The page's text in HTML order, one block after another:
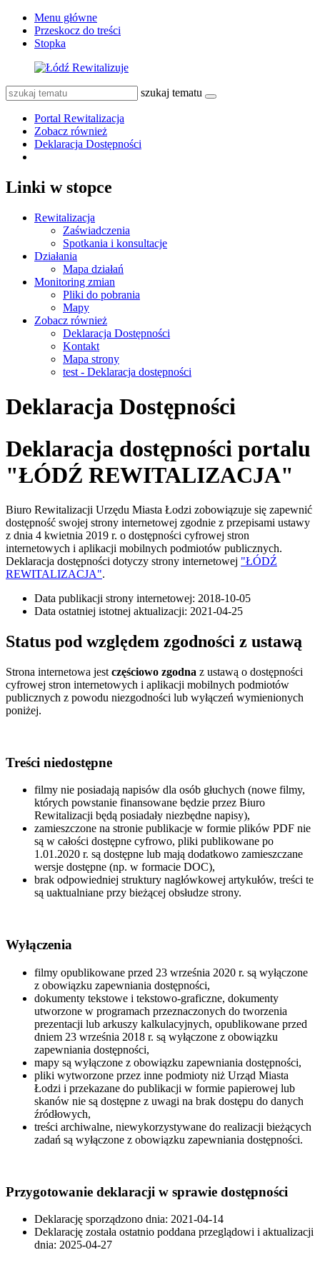
Menu główne
Przeskocz do treści
Stopka
szukaj tematu
Portal Rewitalizacja
Zobacz również
Deklaracja Dostępności
Linki w stopce
Rewitalizacja
Zaświadczenia
Spotkania i konsultacje
Działania
Mapa działań
Monitoring zmian
Pliki do pobrania
Mapy
Zobacz również
Deklaracja Dostępności
Kontakt
Mapa strony
test - Deklaracja dostępności
Deklaracja Dostępności
Deklaracja dostępności portalu
"ŁÓDŹ REWITALIZACJA"
Biuro Rewitalizacji Urzędu Miasta Łodzi zobowiązuje się zapewnić
dostępność swojej strony internetowej zgodnie z przepisami ustawy
z dnia 4 kwietnia 2019 r. o dostępności cyfrowej stron
internetowych i aplikacji mobilnych podmiotów publicznych.
Deklaracja dostępności dotyczy strony internetowej "ŁÓDŹ
REWITALIZACJA".
Data publikacji strony internetowej: 2018-10-05
Data ostatniej istotnej aktualizacji: 2021-04-25
Status pod względem zgodności z ustawą
Strona internetowa jest częściowo zgodna z ustawą o dostępności
cyfrowej stron internetowych i aplikacji mobilnych podmiotów
publicznych z powodu niezgodności lub wyłączeń wymienionych
poniżej.
Treści niedostępne
filmy nie posiadają napisów dla osób głuchych (nowe filmy,
których powstanie finansowane będzie przez Biuro
Rewitalizacji będą posiadały niezbędne napisy),
zamieszczone na stronie publikacje w formie plików PDF nie
są w całości dostępne cyfrowo, pliki publikowane po
1.01.2020 r. są dostępne lub mają dodatkowo zamieszczane
wersje dostępne (np. w formacie DOC),
brak odpowiedniej struktury nagłówkowej artykułów, treści te
są uaktualniane przy bieżącej obsłudze strony.
Wyłączenia
filmy opublikowane przed 23 września 2020 r. są wyłączone
z obowiązku zapewniania dostępności,
dokumenty tekstowe i tekstowo-graficzne, dokumenty
utworzone w programach przeznaczonych do tworzenia
prezentacji lub arkuszy kalkulacyjnych, opublikowane przed
dniem 23 września 2018 r. są wyłączone z obowiązku
zapewniania dostępności,
mapy są wyłączone z obowiązku zapewniania dostępności,
pliki wytworzone przez inne podmioty niż Urząd Miasta
Łodzi i przekazane do publikacji w formie papierowej lub
skanów nie są dostępne z uwagi na brak dostępu do danych
źródłowych,
treści archiwalne, niewykorzystywane do realizacji bieżących
zadań są wyłączone z obowiązku zapewniania dostępności.
Przygotowanie deklaracji w sprawie dostępności
Deklarację sporządzono dnia: 2021-04-14
Deklarację została ostatnio poddana przeglądowi i aktualizacji
dnia: 2025-04-27